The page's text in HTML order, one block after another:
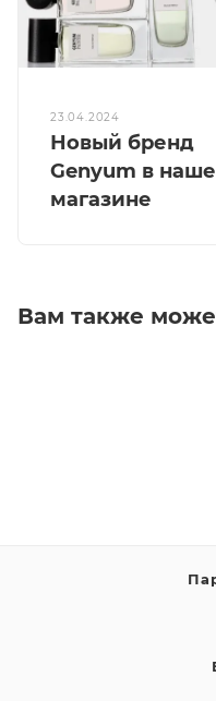
23.04.2024
Новый бренд
Genyum в
магазине
Вам также